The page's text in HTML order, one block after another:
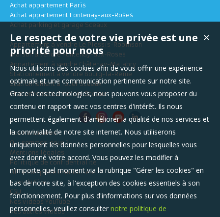
Achat appartement Paris
Achat appartement Fontenay-aux-Roses
Achat parking et garage Sceaux
Appartement à vendre Le Plessis-Robinson
Maison à vendre Fontenay-aux-Roses
Appartement à vendre Châtenay-Malabry
Stationnement à vendre Bourg-la-Reine
Stationnement à louer Sceaux
Stationnement à vendre Sceaux
Nos Honoraires
Qui sommes-nous ?
Mentions légales
Politique de confidentialité
Offre Complète Immobilière
Plan du Site
CGU
Nos vidéos YouTube
Nos autres vidéos
✕
Le respect de votre vie privée est une
priorité pour nous
Nous utilisons des cookies afin de vous offrir une expérience
optimale et une communication pertinente sur notre site.
Grace à ces technologies, nous pouvons vous proposer du
contenu en rapport avec vos centres d'intérêt. Ils nous
permettent également d'améliorer la qualité de nos services et
la convivialité de notre site internet. Nous utiliserons
uniquement les données personnelles pour lesquelles vous
avez donné votre accord. Vous pouvez les modifier à
n'importe quel moment via la rubrique "Gérer les cookies" en
bas de notre site, à l'exception des cookies essentiels à son
fonctionnement. Pour plus d'informations sur vos données
personnelles, veuillez consulter notre politique de